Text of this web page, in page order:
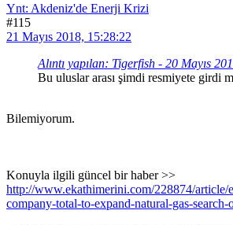
Ynt: Akdeniz'de Enerji Krizi
#115
21 Mayıs 2018, 15:28:22
Alıntı yapılan: Tigerfish - 20 Mayıs
Bu uluslar arası şimdi resmiyete girdi
Bilemiyorum.
Konuyla ilgili güncel bir haber >>
http://www.ekathimerini.com/228874/article/
company-total-to-expand-natural-gas-